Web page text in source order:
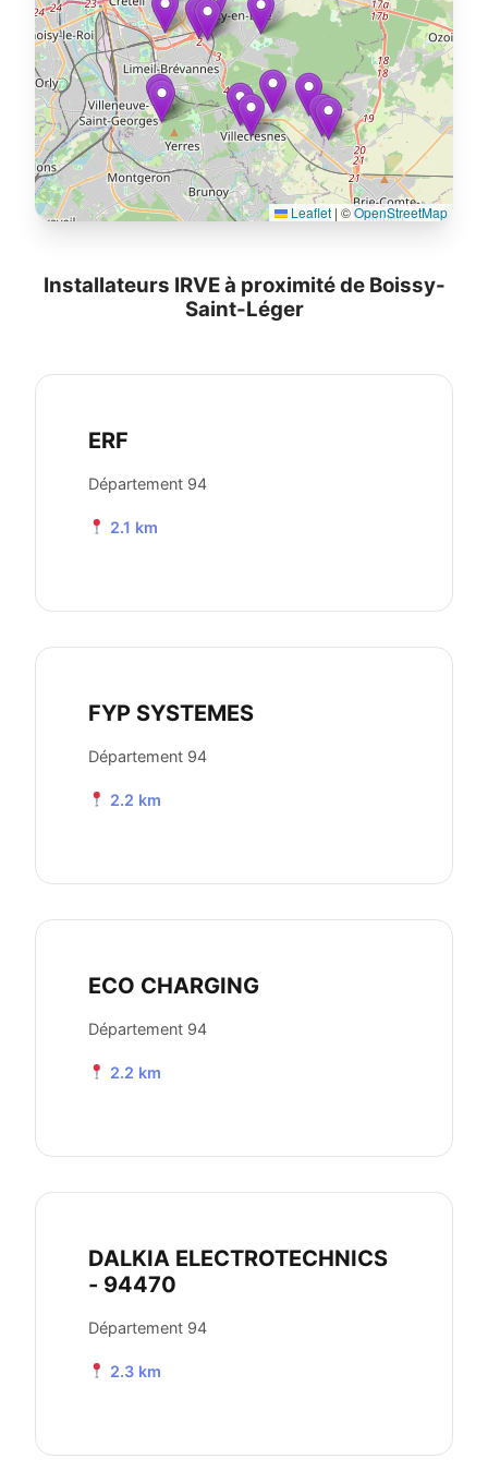
Leaflet | ©OpenStreetMap
Installateurs IRVE à proximité de Boissy-
Saint-Léger
ERF
Département 94
2.1 km
FYP SYSTEMES
Département 94
2.2 km
ECO CHARGING
Département 94
2.2 km
DALKIA ELECTROTECHNICS
- 94470
Département 94
2.3 km